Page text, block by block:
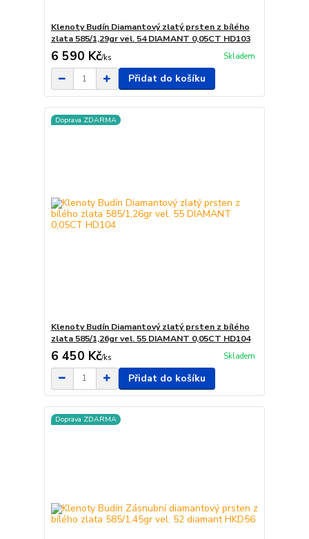
Klenoty Budín Diamantový zlatý prsten z bílého
zlata 585/1,29gr vel. 54 DIAMANT 0,05CT HD103
6 590 Kč/ks Skladem
Přidat do košíku
Doprava ZDARMA
Klenoty Budín Diamantový zlatý prsten z bílého
zlata 585/1,26gr vel. 55 DIAMANT 0,05CT HD104
6 450 Kč/ks Skladem
Přidat do košíku
Doprava ZDARMA